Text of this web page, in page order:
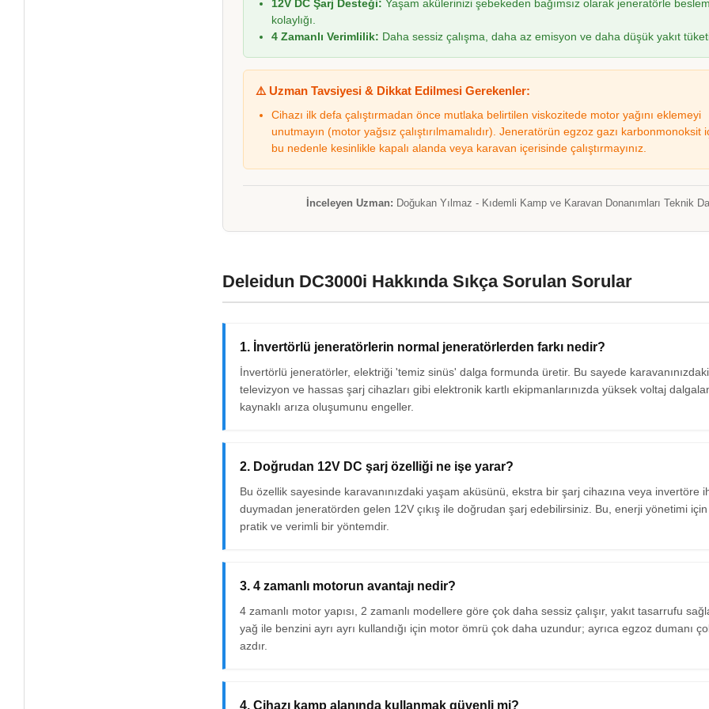
12V DC Şarj Desteği: Yaşam akülerinizi şebekeden bağımsız olarak jeneratörle
kolaylığı.
4 Zamanlı Verimlilik: Daha sessiz çalışma, daha az emisyon ve daha düşük yakıt
⚠️ Uzman Tavsiyesi & Dikkat Edilmesi Gerekenler:
Cihazı ilk defa çalıştırmadan önce mutlaka belirtilen viskozitede motor yağını eklemeyi
unutmayın (motor yağsız çalıştırılmamalıdır). Jeneratörün egzoz gazı karbonmonoksit
bu nedenle kesinlikle kapalı alanda veya karavan içerisinde çalıştırmayınız.
İnceleyen Uzman: Doğukan Yılmaz - Kıdemli Kamp ve Karavan Donanımları Teknik
Deleidun DC3000i Hakkında Sıkça Sorulan Sorular
1. İnvertörlü jeneratörlerin normal jeneratörlerden farkı nedir?
İnvertörlü jeneratörler, elektriği 'temiz sinüs' dalga formunda üretir. Bu sayede
televizyon ve hassas şarj cihazları gibi elektronik kartlı ekipmanlarınızda yüksek voltaj
kaynaklı arıza oluşumunu engeller.
2. Doğrudan 12V DC şarj özelliği ne işe yarar?
Bu özellik sayesinde karavanınızdaki yaşam aküsünü, ekstra bir şarj cihazına veya invertöre
duymadan jeneratörden gelen 12V çıkış ile doğrudan şarj edebilirsiniz. Bu, enerji yönetimi
pratik ve verimli bir yöntemdir.
3. 4 zamanlı motorun avantajı nedir?
4 zamanlı motor yapısı, 2 zamanlı modellere göre çok daha sessiz çalışır, yakıt tasarrufu
yağ ile benzini ayrı ayrı kullandığı için motor ömrü çok daha uzundur; ayrıca egzoz dumanı
azdır.
4. Cihazı kamp alanında kullanmak güvenli mi?